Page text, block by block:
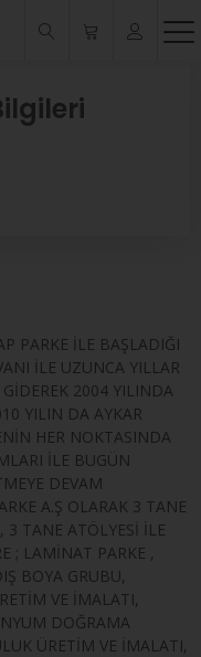
PARKE İLE BAŞLADIĞI
İLE UZUNCA YILLAR
2004 YILINDA
YILIN DA AYKAR
HER NOKTASINDA
İLE BUGÜN
DEVAM
A.Ş OLARAK 3 TANE
TANE ATÖLYESİ İLE
; LAMİNAT PARKE ,
BOYA GRUBU,
VE İMALATI,
DOĞRAMA
ÜRETİM VE İMALATI,